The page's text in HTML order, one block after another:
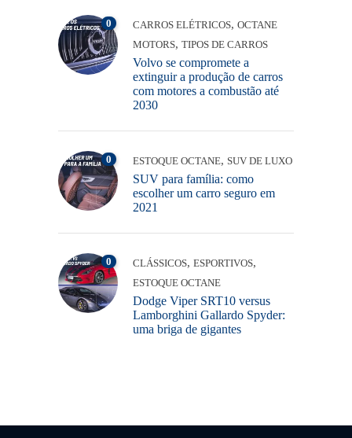
0 CARROS ELÉTRICOS, OCTANE
MOTORS, TIPOS DE CARROS
Volvo se compromete a
extinguir a produção de carros
com motores a combustão até
2030
0 ESTOQUE OCTANE, SUV DE LUXO
SUV para família: como
escolher um carro seguro em
2021
0 CLÁSSICOS, ESPORTIVOS,
ESTOQUE OCTANE
Dodge Viper SRT10 versus
Lamborghini Gallardo Spyder:
uma briga de gigantes